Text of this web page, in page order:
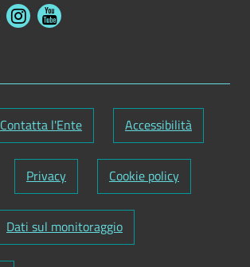
Contatta l'Ente Accessibilità
Privacy Cookie policy
Dati sul monitoraggio